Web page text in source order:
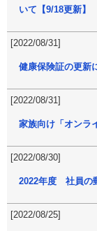
いて【9/18更新】
[2022/08/31]
健康保険証の更新
[2022/08/31]
家族向け「オンラ
[2022/08/30]
2022年度 社員の
[2022/08/25]